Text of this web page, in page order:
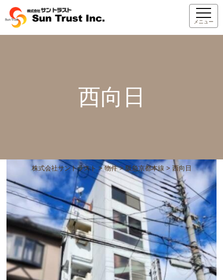
メニュー
西向日
株式会社サントラスト >物件>阪急京都本線 > 西向日